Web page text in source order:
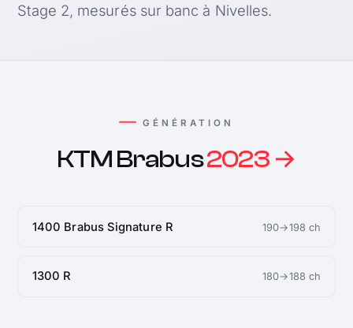
Stage 2, mesurés sur banc à Nivelles.
GÉNÉRATION
KTM Brabus2023 →
1400 Brabus Signature R 190→198 ch
1300 R 180→188 ch